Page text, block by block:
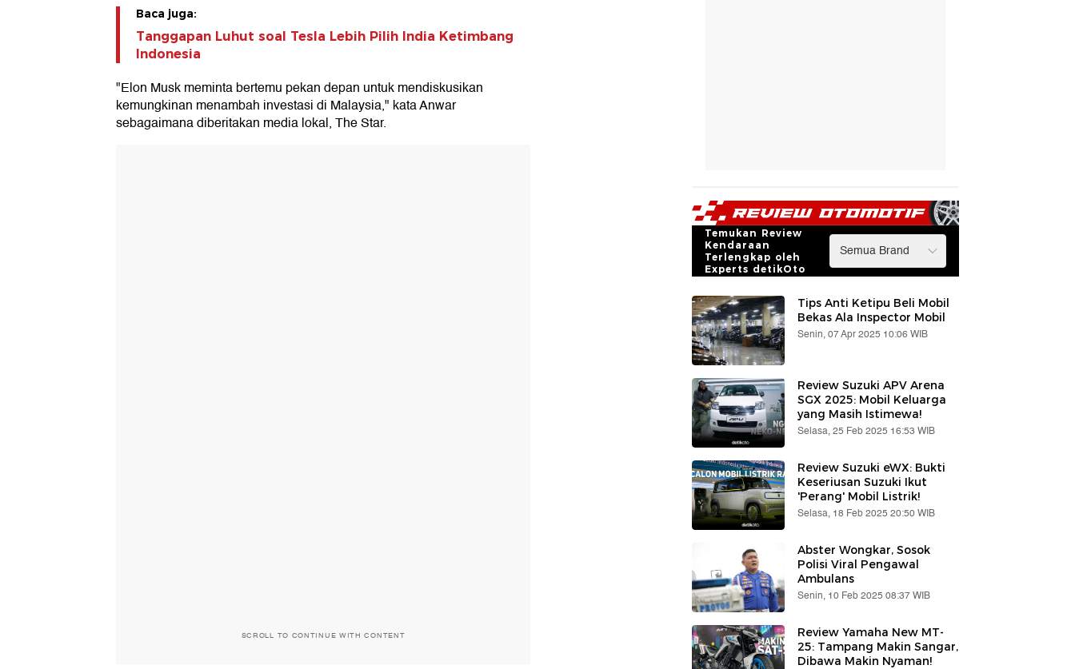
Baca juga:
Tanggapan Luhut soal Tesla Lebih Pilih India Ketimbang
Indonesia
"Elon Musk meminta bertemu pekan depan untuk mendiskusikan
kemungkinan menambah investasi di Malaysia," kata Anwar
sebagaimana diberitakan media lokal, The Star.
SCROLL TO CONTINUE WITH CONTENT
Temukan Review
Kendaraan
Terlengkap oleh
Experts detikOto
Tips Anti Ketipu Beli Mobil
Bekas Ala Inspector Mobil
Senin, 07 Apr 2025 10:06 WIB
Review Suzuki APV Arena
SGX 2025: Mobil Keluarga
yang Masih Istimewa!
Selasa, 25 Feb 2025 16:53 WIB
Review Suzuki eWX: Bukti
Keseriusan Suzuki Ikut
'Perang' Mobil Listrik!
Selasa, 18 Feb 2025 20:50 WIB
Abster Wongkar, Sosok
Polisi Viral Pengawal
Ambulans
Senin, 10 Feb 2025 08:37 WIB
Review Yamaha New MT-
25: Tampang Makin Sangar,
Dibawa Makin Nyaman!